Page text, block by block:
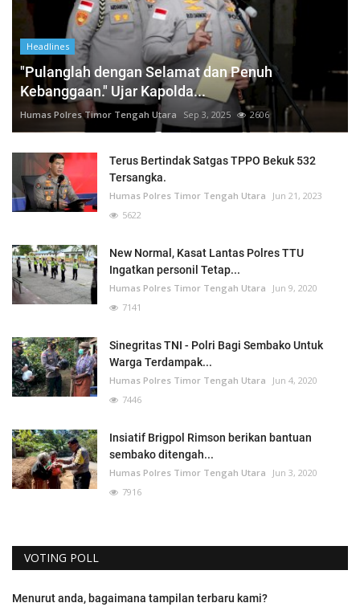
Headlines
"Pulanglah dengan Selamat dan Penuh
Kebanggaan." Ujar Kapolda...
Humas Polres Timor Tengah Utara Sep 3, 2025 2606
Terus Bertindak Satgas TPPO Bekuk 532
Tersangka.
Humas Polres Timor Tengah Utara
Jun 21, 2023
5622
New Normal, Kasat Lantas Polres TTU
Ingatkan personil Tetap...
Humas Polres Timor Tengah Utara
Jun 9, 2020
7141
Sinegritas TNI - Polri Bagi Sembako Untuk
Warga Terdampak...
Humas Polres Timor Tengah Utara
Jun 4, 2020
7446
Insiatif Brigpol Rimson berikan bantuan
sembako ditengah...
Humas Polres Timor Tengah Utara
Jun 3, 2020
7916
VOTING POLL
Menurut anda, bagaimana tampilan terbaru kami?